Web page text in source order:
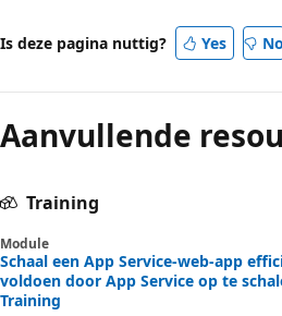
Is deze pagina nuttig? Yes No
Aanvullende
Training
Module
Schaal een App Service-web-app
voldoen door App Service op te
Training